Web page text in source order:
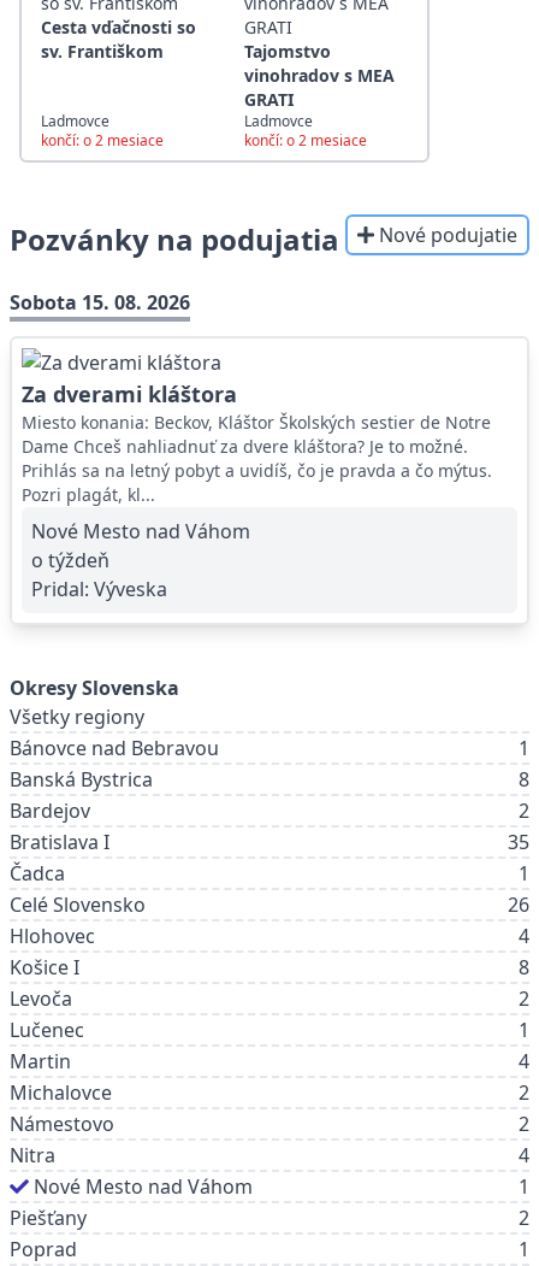
Cesta vďačnosti so
sv. Františkom
Ladmovce
končí: o 2 mesiace
Tajomstvo
vinohradov s MEA
GRATI
Ladmovce
končí: o 2 mesiace
Pozvánky na podujatia Nové podujatie
Sobota 15. 08. 2026
Za dverami kláštora
Miesto konania: Beckov, Kláštor Školských sestier de Notre
Dame Chceš nahliadnuť za dvere kláštora? Je to možné.
Prihlás sa na letný pobyt a uvidíš, čo je pravda a čo mýtus.
Pozri plagát, kl...
Nové Mesto nad Váhom
o týždeň
Pridal: Výveska
Okresy Slovenska
Všetky regiony
Bánovce nad Bebravou
1
Banská Bystrica
8
Bardejov
2
Bratislava I
35
Čadca
1
Celé Slovensko
26
Hlohovec
4
Košice I
8
Levoča
2
Lučenec
1
Martin
4
Michalovce
2
Námestovo
2
Nitra
4
Nové Mesto nad Váhom
1
Piešťany
2
Poprad
1